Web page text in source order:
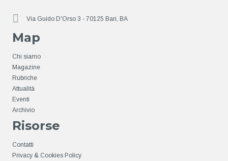
Via Guido D'Orso 3 - 70125 Bari, BA
Map
Chi siamo
Magazine
Rubriche
Attualità
Eventi
Archivio
Risorse
Contatti
Privacy & Cookies Policy